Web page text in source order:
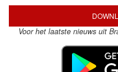
Voor het laatste nieuws uit